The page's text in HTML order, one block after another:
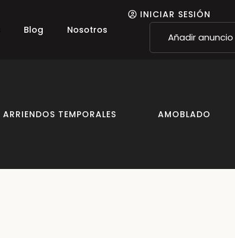
Blog Nosotros
INICIAR SESIÓN
Añadir anuncio
ARRIENDOS TEMPORALES AMOBLADO